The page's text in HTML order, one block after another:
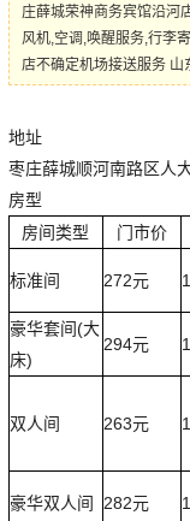
庄薛城荣神商务宾馆沿河
风机,空调,唤醒服务,行李
店不确定机场接送服务 山
地址
枣庄薛城顺河南路区人
房型
房间类型
门市价
标准间 272元
豪华套间(大
床)
294元
双人间 263元
豪华双人间 282元